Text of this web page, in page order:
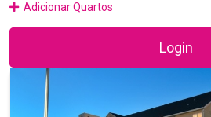
Adicionar Quartos
Login